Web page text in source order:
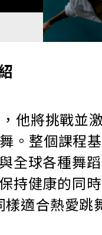
他將挑戰並
。整個課程
全球各種舞
持健康的同
適合熱愛跳